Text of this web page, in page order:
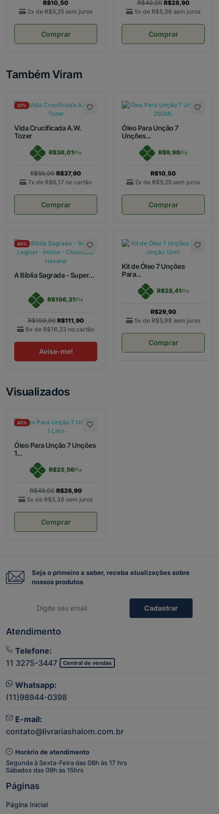
R$10,50
2x de R$5,25 sem juros
Comprar
R$49,00 R$26,90
5x de R$5,38 sem juros
Comprar
Também Viram
37%
Vida Crucificada A.W.
Tozer
R$36,01Pix
R$59,90 R$37,90
7x de R$6,17 no cartão
Comprar
Óleo Para Unção 7
Unções...
R$9,98Pix
R$10,50
2x de R$5,25 sem juros
Comprar
44%
A Bíblia Sagrada - Super...
R$106,31Pix
R$199,90 R$111,90
8x de R$16,23 no cartão
Avise-me!
Kit de Óleo 7 Unçôes
Para...
R$28,41Pix
R$29,90
5x de R$5,98 sem juros
Comprar
Visualizados
45%
Óleo Para Unção 7 Unções
1...
R$25,56Pix
R$49,00 R$26,90
5x de R$5,38 sem juros
Comprar
Seja o primeiro a saber, receba atualizações sobre
nossos produtos
Cadastrar
Atendimento
Telefone:
11 3275-3447
Central de vendas
Whatsapp:
(11)98944-0398
E-mail:
contato@livrariashalom.com.br
Horário de atendimento
Segunda à Sexta-Feira das 08h às 17 hrs
Sábados das 09h às 15hrs
Páginas
Página Inicial